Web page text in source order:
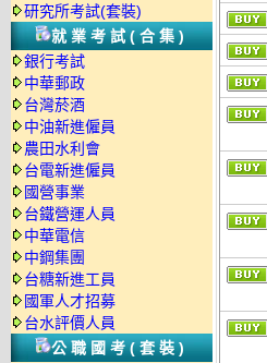
研究所考試(套裝)
就業考試(合集)
銀行考試
中華郵政
台灣菸酒
中油新進僱員
農田水利會
台電新進僱員
國營事業
台鐵營運人員
中華電信
中鋼集團
台糖新進工員
國軍人才招募
台水評價人員
公職國考(套裝)